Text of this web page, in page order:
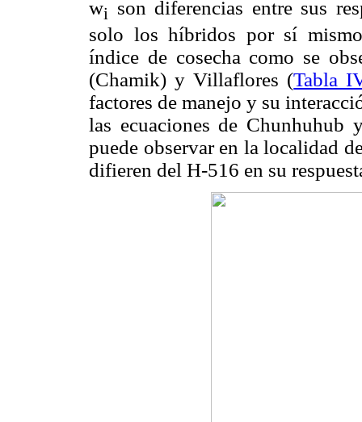
wi
son diferencias entre sus
solo los híbridos por sí
índice de cosecha como se
(Chamik) y Villaflores (Tabla
factores de manejo y su
las ecuaciones de Chunhuhub
puede observar en la localidad
difieren del H-516 en su